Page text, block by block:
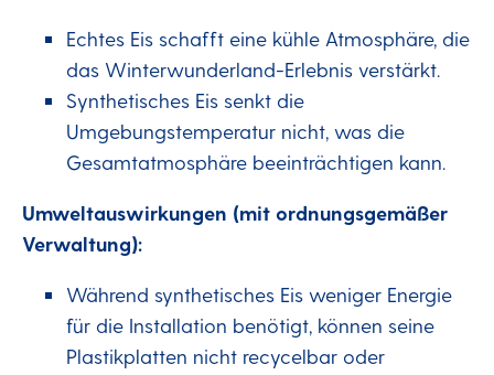
Echtes Eis schafft eine kühle Atmosphäre, die
das Winterwunderland-Erlebnis verstärkt.
Synthetisches Eis senkt die
Umgebungstemperatur nicht, was die
Gesamtatmosphäre beeinträchtigen kann.
Umweltauswirkungen (mit ordnungsgemäßer
Verwaltung):
Während synthetisches Eis weniger Energie
für die Installation benötigt, können seine
Plastikplatten nicht recycelbar oder